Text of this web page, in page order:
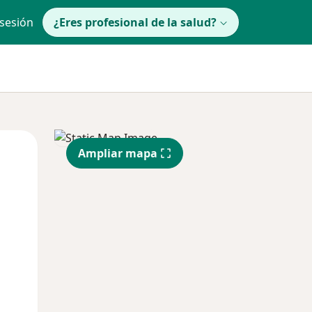
¿Eres profesional de la salud?
Mié
12 Ago
Jue
13 Ago
Ampliar mapa